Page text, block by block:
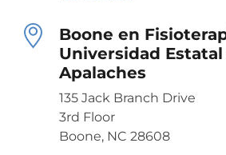
Boone en
Universidad
Apalaches
135 Jack Branch Drive
3rd Floor
Boone, NC 28608